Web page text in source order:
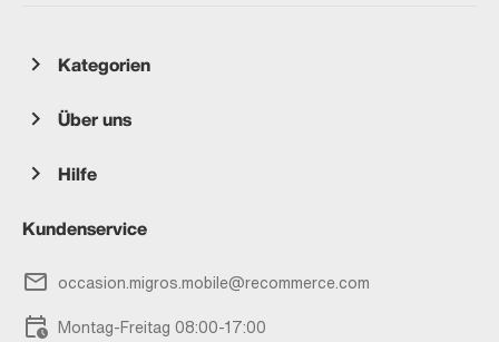
Kategorien
Über uns
Hilfe
Kundenservice
occasion.migros.mobile@recommerce.com
Montag-Freitag 08:00-17:00